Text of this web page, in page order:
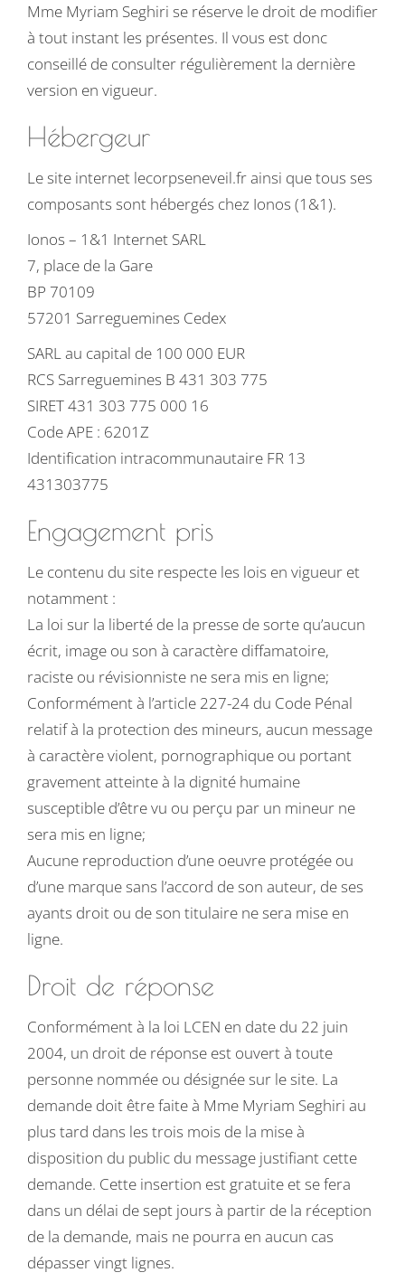
Mme Myriam Seghiri se réserve le droit de modifier
à tout instant les présentes. Il vous est donc
conseillé de consulter régulièrement la dernière
version en vigueur.
Hébergeur
Le site internet lecorpseneveil.fr ainsi que tous ses
composants sont hébergés chez Ionos (1&1).
Ionos – 1&1 Internet SARL
7, place de la Gare
BP 70109
57201 Sarreguemines Cedex
SARL au capital de 100 000 EUR
RCS Sarreguemines B 431 303 775
SIRET 431 303 775 000 16
Code APE : 6201Z
Identification intracommunautaire FR 13
431303775
Engagement pris
Le contenu du site respecte les lois en vigueur et
notamment :
La loi sur la liberté de la presse de sorte qu’aucun
écrit, image ou son à caractère diffamatoire,
raciste ou révisionniste ne sera mis en ligne;
Conformément à l’article 227-24 du Code Pénal
relatif à la protection des mineurs, aucun message
à caractère violent, pornographique ou portant
gravement atteinte à la dignité humaine
susceptible d’être vu ou perçu par un mineur ne
sera mis en ligne;
Aucune reproduction d’une oeuvre protégée ou
d’une marque sans l’accord de son auteur, de ses
ayants droit ou de son titulaire ne sera mise en
ligne.
Droit de réponse
Conformément à la loi LCEN en date du 22 juin
2004, un droit de réponse est ouvert à toute
personne nommée ou désignée sur le site. La
demande doit être faite à Mme Myriam Seghiri au
plus tard dans les trois mois de la mise à
disposition du public du message justifiant cette
demande. Cette insertion est gratuite et se fera
dans un délai de sept jours à partir de la réception
de la demande, mais ne pourra en aucun cas
dépasser vingt lignes.